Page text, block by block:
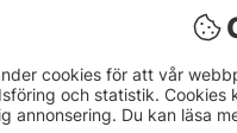
cookies för att vår
och statistik.
annonsering. Du kan läsa